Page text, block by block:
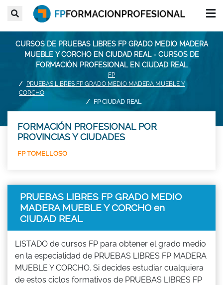
CURSOS DE PRUEBAS LIBRES FP GRADO MEDIO MADERA
MUEBLE Y CORCHO EN CIUDAD REAL - CURSOS DE
FORMACIÓN PROFESIONAL EN CIUDAD REAL
FP
PRUEBAS LIBRES FP GRADO MEDIO MADERA MUEBLE Y
CORCHO
FP CIUDAD REAL
FORMACIÓN PROFESIONAL POR
PROVINCIAS Y CIUDADES
FP TOMELLOSO
PRUEBAS LIBRES FP GRADO MEDIO
MADERA MUEBLE Y CORCHO en
CIUDAD REAL
LISTADO de cursos FP para obtener el grado medio
en la especialidad de PRUEBAS LIBRES FP MADERA
MUEBLE Y CORCHO. Si decides estudiar cualquiera
de estos ciclos formativos de PRUEBAS LIBRES FP